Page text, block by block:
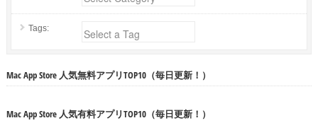
Tags:
Mac App Store 人気無料アプリTOP10（毎日更新！）
Mac App Store 人気有料アプリTOP10（毎日更新！）